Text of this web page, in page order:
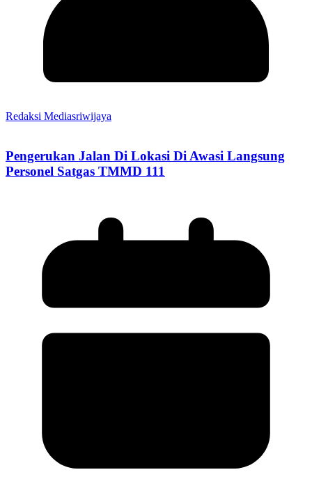
Redaksi Mediasriwijaya
Pengerukan Jalan Di Lokasi Di Awasi Langsung
Personel Satgas TMMD 111